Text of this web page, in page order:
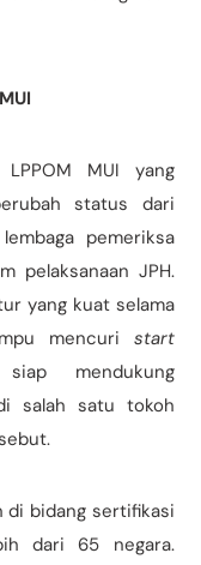
MUI yang
status dari
pemeriksa
pelaksanaan JPH.
yang kuat selama
mencuri start
mendukung
salah satu tokoh
di bidang sertifikasi
dari 65 negara.